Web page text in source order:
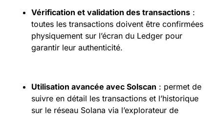
Vérification et validation des transactions :
toutes les transactions doivent être confirmées
physiquement sur l’écran du Ledger pour
garantir leur authenticité.
Utilisation avancée avec Solscan : permet de
suivre en détail les transactions et l’historique
sur le réseau Solana via l’explorateur de